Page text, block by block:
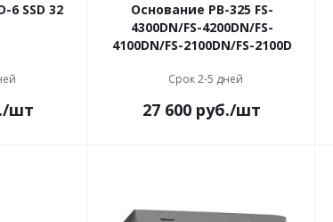
SSD 32
/шт
Основание PB-325 FS-
4300DN/FS-4200DN/FS-
4100DN/FS-2100DN/FS-2100D
Срок 2-5 дней
27 600 руб./шт